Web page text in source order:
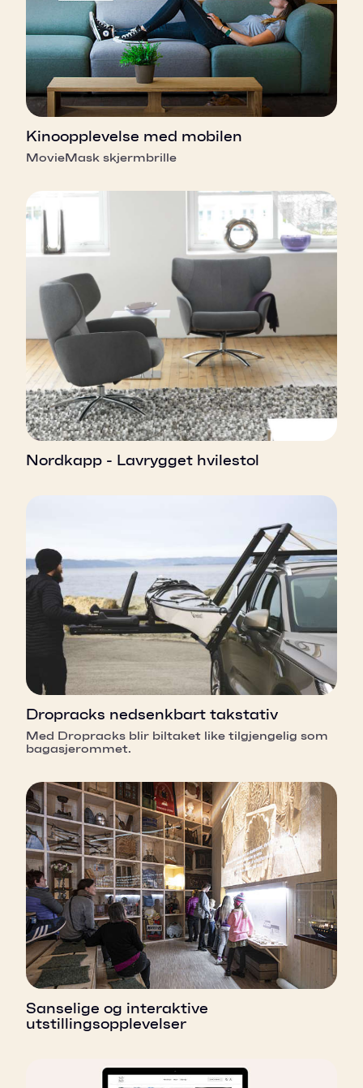
Kinoopplevelse med mobilen
MovieMask skjermbrille
Nordkapp - Lavrygget hvilestol
Dropracks nedsenkbart takstativ
Med Dropracks blir biltaket like tilgjengelig som
bagasjerommet.
Sanselige og interaktive
utstillingsopplevelser